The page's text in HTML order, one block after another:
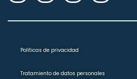
Políticas de privacidad
Tratamiento de datos personales